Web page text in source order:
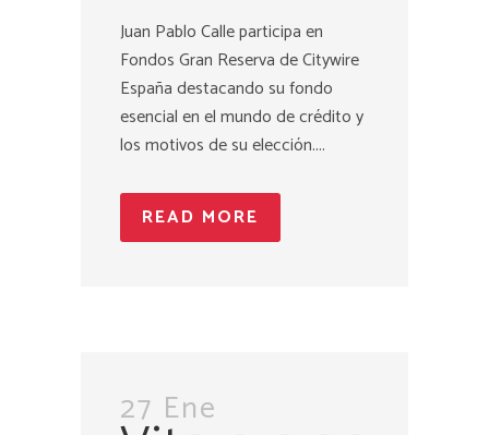
Juan Pablo Calle participa en
Fondos Gran Reserva de Citywire
España destacando su fondo
esencial en el mundo de crédito y
los motivos de su elección....
READ MORE
27 Ene